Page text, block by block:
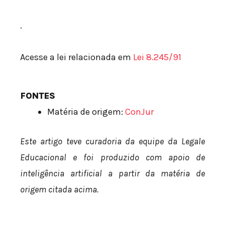
.
Acesse a lei relacionada em Lei 8.245/91
FONTES
Matéria de origem: ConJur
Este artigo teve curadoria da equipe da Legale
Educacional e foi produzido com apoio de
inteligência artificial a partir da matéria de
origem citada acima.